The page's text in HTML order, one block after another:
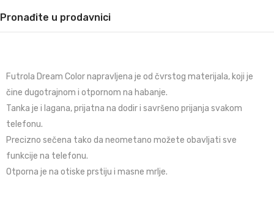
Pronađite u prodavnici
Futrola Dream Color napravljena je od čvrstog materijala, koji je
čine dugotrajnom i otpornom na habanje.
Tanka je i lagana, prijatna na dodir i savršeno prijanja svakom
telefonu.
Precizno sečena tako da neometano možete obavljati sve
funkcije na telefonu.
Otporna je na otiske prstiju i masne mrlje.